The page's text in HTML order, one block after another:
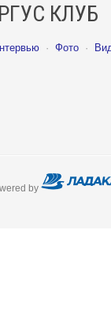
КЛУБ
· Фото ·
by